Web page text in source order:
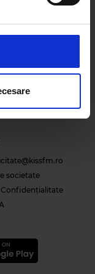
partenerilor de
Aceștia le
dvs. sau culese
societate
Confidențialitate